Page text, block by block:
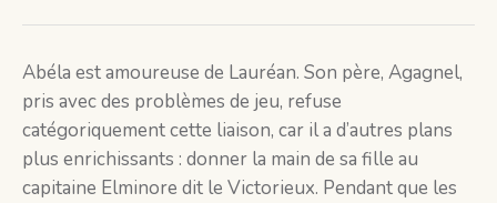
Abéla est amoureuse de Lauréan. Son père, Agagnel,
pris avec des problèmes de jeu, refuse
catégoriquement cette liaison, car il a d’autres plans
plus enrichissants : donner la main de sa fille au
capitaine Elminore dit le Victorieux. Pendant que les